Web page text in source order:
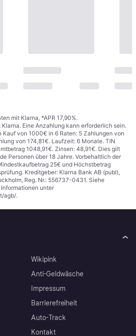
mit Klarna, *APR 17,90%.
Eine Anzahlung kann erforderlich sein.
Kauf von 1000€ in 6 Raten: 5 Zahlungen von
von 174,81€. Laufzeit: 6 Monate. TIN
1048,91€. Zinsen: 48,91€. Dies gilt
Personen über 18 Jahre. Vorbehaltlich der
25€ und Höchstbetrag
Kreditgeber: Klarna Bank AB (publ),
Reg. Nr.: 556737-0431. Siehe
unter
agb/.
Wikipink
Anti-Geldwäsche
Impressum
Barrierefreiheit
Auto-Track
Kontakt